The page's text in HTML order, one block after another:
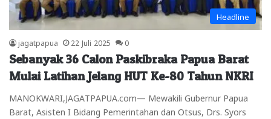
Headline
jagatpapua 22 Juli 2025 0
Sebanyak 36 Calon Paskibraka Papua Barat
Mulai Latihan Jelang HUT Ke-80 Tahun NKRI
MANOKWARI,JAGATPAPUA.com— Mewakili Gubernur Papua
Barat, Asisten I Bidang Pemerintahan dan Otsus, Drs. Syors